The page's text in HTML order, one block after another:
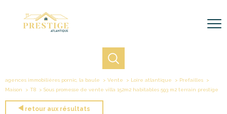
agences immobilières pornic, la baule Vente Loire atlantique
Prefailles
Maison
T8 Sous promesse de vente villa 152m2 habitables 593 m2 terrain prestige
retour aux résultats